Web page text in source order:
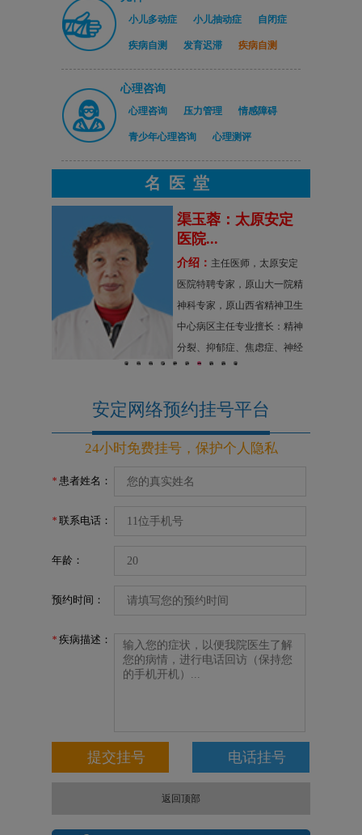
小儿多动症 小儿抽动症 自闭症
疾病自测 发育迟滞 疾病自测
心理咨询
心理咨询 压力管理 情感障碍
青少年心理咨询 心理测评
名医堂
1 2 3 4 5 6 7 8 9 10
任庆善：太原安定
医院...
介绍： 太原安定医院精神科
主任，原山西省精神卫生中心
病区主任，原山西省精神疾病
司法鉴定中心主任。专业擅
长：失眠抑郁症、精神分裂
症、偏执型精神病，各科神经
安定网络预约挂号平台
24小时免费挂号，保护个人隐私
* 患者姓名：
* 联系电话：
年龄：
预约时间：
* 疾病描述：
返回顶部